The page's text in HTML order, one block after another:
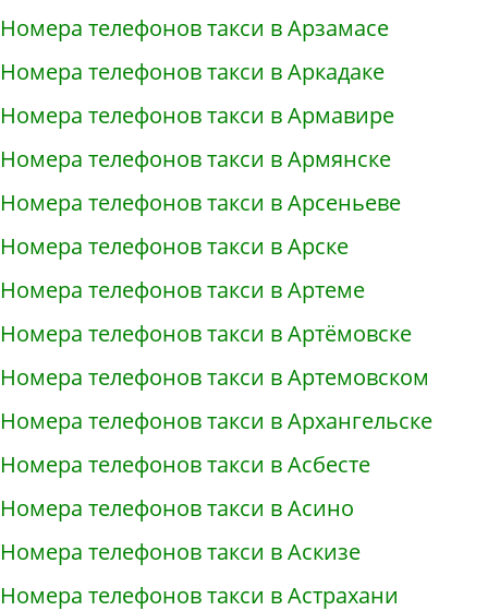
Номера телефонов такси в Арзамасе
Номера телефонов такси в Аркадаке
Номера телефонов такси в Армавире
Номера телефонов такси в Армянске
Номера телефонов такси в Арсеньеве
Номера телефонов такси в Арске
Номера телефонов такси в Артеме
Номера телефонов такси в Артёмовске
Номера телефонов такси в Артемовском
Номера телефонов такси в Архангельске
Номера телефонов такси в Асбесте
Номера телефонов такси в Асино
Номера телефонов такси в Аскизе
Номера телефонов такси в Астрахани